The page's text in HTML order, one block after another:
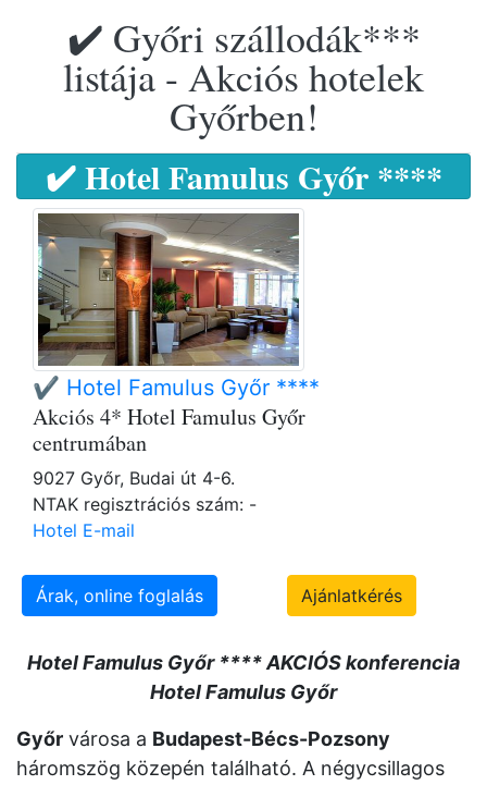
✔️ Győri szállodák***
listája - Akciós hotelek
Győrben!
✔️ Hotel Famulus Győr ****
✔️ Hotel Famulus Győr ****
Akciós 4* Hotel Famulus Győr
centrumában
9027 Győr, Budai út 4-6.
NTAK regisztrációs szám: -
Hotel E-mail
Árak, online foglalás Ajánlatkérés
Hotel Famulus Győr **** AKCIÓS konferencia
Hotel Famulus Győr
Győr városa a Budapest-Bécs-Pozsony
háromszög közepén található. A négycsillagos